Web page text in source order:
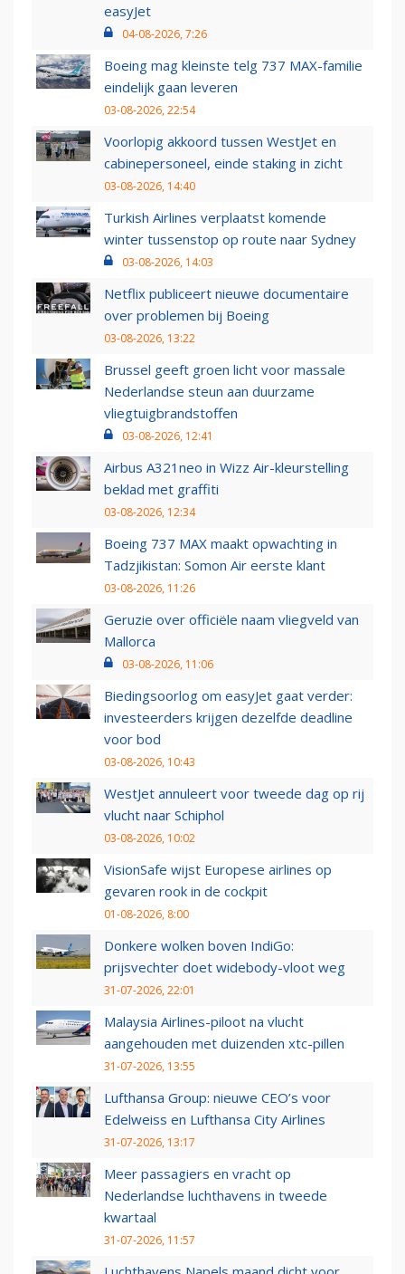
easyJet
04-08-2026, 7:26
Boeing mag kleinste telg 737 MAX-familie
eindelijk gaan leveren
03-08-2026, 22:54
Voorlopig akkoord tussen WestJet en
cabinepersoneel, einde staking in zicht
03-08-2026, 14:40
Turkish Airlines verplaatst komende
winter tussenstop op route naar Sydney
03-08-2026, 14:03
Netflix publiceert nieuwe documentaire
over problemen bij Boeing
03-08-2026, 13:22
Brussel geeft groen licht voor massale
Nederlandse steun aan duurzame
vliegtuigbrandstoffen
03-08-2026, 12:41
Airbus A321neo in Wizz Air-kleurstelling
beklad met graffiti
03-08-2026, 12:34
Boeing 737 MAX maakt opwachting in
Tadzjikistan: Somon Air eerste klant
03-08-2026, 11:26
Geruzie over officiële naam vliegveld van
Mallorca
03-08-2026, 11:06
Biedingsoorlog om easyJet gaat verder:
investeerders krijgen dezelfde deadline
voor bod
03-08-2026, 10:43
WestJet annuleert voor tweede dag op rij
vlucht naar Schiphol
03-08-2026, 10:02
VisionSafe wijst Europese airlines op
gevaren rook in de cockpit
01-08-2026, 8:00
Donkere wolken boven IndiGo:
prijsvechter doet widebody-vloot weg
31-07-2026, 22:01
Malaysia Airlines-piloot na vlucht
aangehouden met duizenden xtc-pillen
31-07-2026, 13:55
Lufthansa Group: nieuwe CEO’s voor
Edelweiss en Lufthansa City Airlines
31-07-2026, 13:17
Meer passagiers en vracht op
Nederlandse luchthavens in tweede
kwartaal
31-07-2026, 11:57